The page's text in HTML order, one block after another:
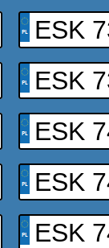
ESK
ESK
ESK
ESK
ESK